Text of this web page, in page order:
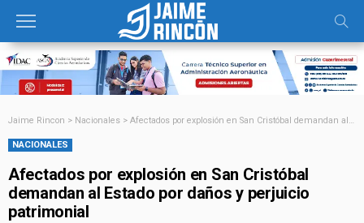
Jaime Rincon > Nacionales > Afectados por explosión en San Cristóbal demandan al Estado por daños y perjuicio patrimonial
NACIONALES
Afectados por explosión en San Cristóbal
demandan al Estado por daños y perjuicio
patrimonial